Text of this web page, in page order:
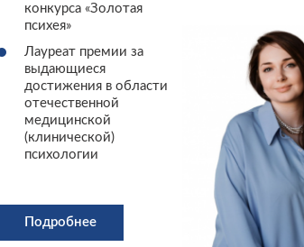
конкурса «Золотая
психея»
Лауреат премии за
выдающиеся
достижения в области
отечественной
медицинской
(клинической)
психологии
Подробнее